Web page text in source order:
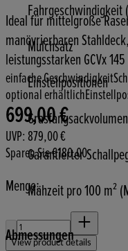
Fahrgeschwindigkeit
Mulchsatz
Einstellpositionen
Garantierter
Mähzeit pro 100 m²
Abmessungen
Ideal für mittelgroße
manövrierbaren
leistungsstarken GCVx
einfache Geschwindigkeit
optional erhältlich
Aktueller Preis: 699,00 €.
699,00 €
UVP: 879,00 €
Sparen Sie €180.00
Menge:
Menge:
View product details